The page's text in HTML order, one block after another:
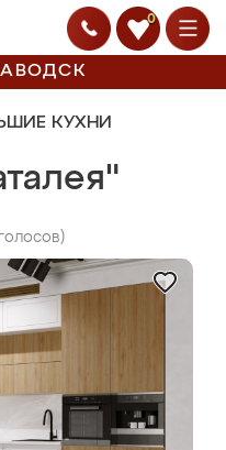
0
КУХНИ
голосов)